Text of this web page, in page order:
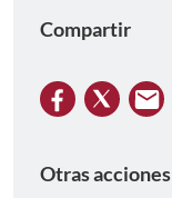
Compartir
Otras acciones